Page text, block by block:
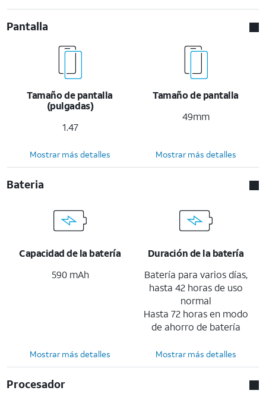
Pantalla
Tamaño de pantalla
(pulgadas)
1.47
Tamaño de pantalla
49mm
Mostrar más detalles Mostrar más detalles
Bateria
Capacidad de la batería
590 mAh
Duración de la batería
Batería para varios días,
hasta 42 horas de uso
normal
Hasta 72 horas en modo
de ahorro de batería
Mostrar más detalles Mostrar más detalles
Procesador